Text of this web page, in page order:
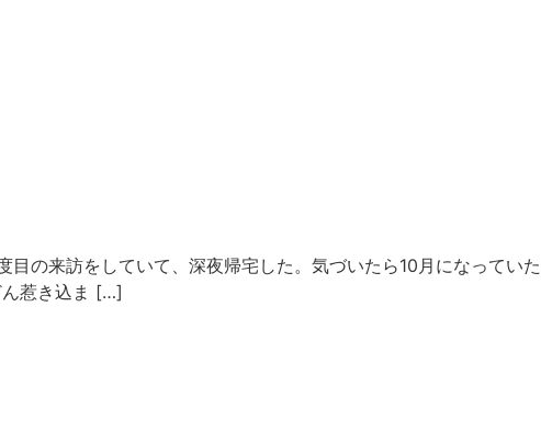
の来訪をしていて、深夜帰宅した。気づいたら10月になってい
ん惹き込ま […]